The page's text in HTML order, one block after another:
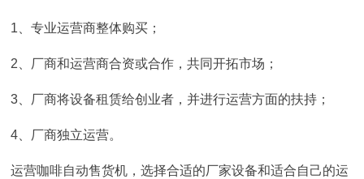
1、专业运营商整体购买；
2、厂商和运营商合资或合作，共同开拓市场；
3、厂商将设备租赁给创业者，并进行运营方面的扶持；
4、厂商独立运营。
运营咖啡自动售货机，选择合适的厂家设备和适合自己的运